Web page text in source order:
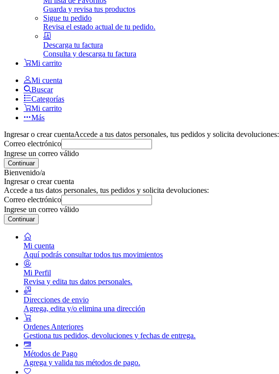
Guarda y revisa tus productos
Sigue tu pedido
Revisa el estado actual de tu pedido.
Descarga tu factura
Consulta y descarga tu factura
Mi carrito
Mi cuenta
Buscar
Categorías
Mi carrito
Más
Ingresar o crear cuentaAccede a tus datos personales, tus pedidos y solicita devoluciones:
Correo electrónico
Ingrese un correo válido
Continuar
Bienvenido/a
Ingresar o crear cuenta
Accede a tus datos personales, tus pedidos y solicita devoluciones:
Correo electrónico
Ingrese un correo válido
Continuar
Mi cuenta
Aquí podrás consultar todos tus movimientos
Mi Perfil
Revisa y edita tus datos personales.
Direcciones de envio
Agrega, edita y/o elimina una dirección
Ordenes Anteriores
Gestiona tus pedidos, devoluciones y fechas de entrega.
Métodos de Pago
Agrega y valida tus métodos de pago.